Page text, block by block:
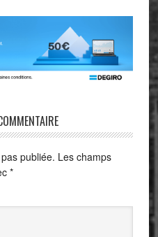
publiée. Les champs
*